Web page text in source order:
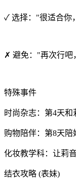
✓ 选择："很适合你
✗ 避免："再次行吧
特殊事件
时尚杂志：第4天
购物陪伴：第8天
化妆教学科：让莉
结衣攻略 (表妹)